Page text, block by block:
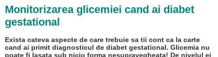
Monitorizarea glicemiei cand ai diabet
gestational
Exista cateva aspecte de care trebuie sa tii cont ca la carte
cand ai primit diagnosticul de diabet gestational. Glicemia nu
poate fi lasata sub nicio forma nesupravegheata! De nivelul ei